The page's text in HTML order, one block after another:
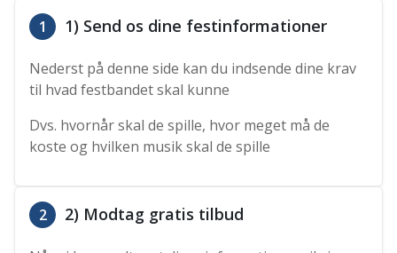
1 1) Send os dine festinformationer
Nederst på denne side kan du indsende dine krav
til hvad festbandet skal kunne
Dvs. hvornår skal de spille, hvor meget må de
koste og hvilken musik skal de spille
2 2) Modtag gratis tilbud